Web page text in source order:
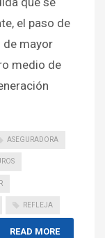
el paso de
de mayor
medio de
ASEGURADORA
REFLEJA
READ MORE